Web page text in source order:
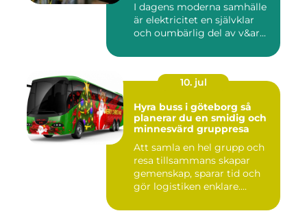
I dagens moderna samhälle
är elektricitet en självklar
och oumbärlig del av v&ar...
10. jul
Hyra buss i göteborg så
planerar du en smidig och
minnesvärd gruppresa
Att samla en hel grupp och
resa tillsammans skapar
gemenskap, sparar tid och
gör logistiken enklare....